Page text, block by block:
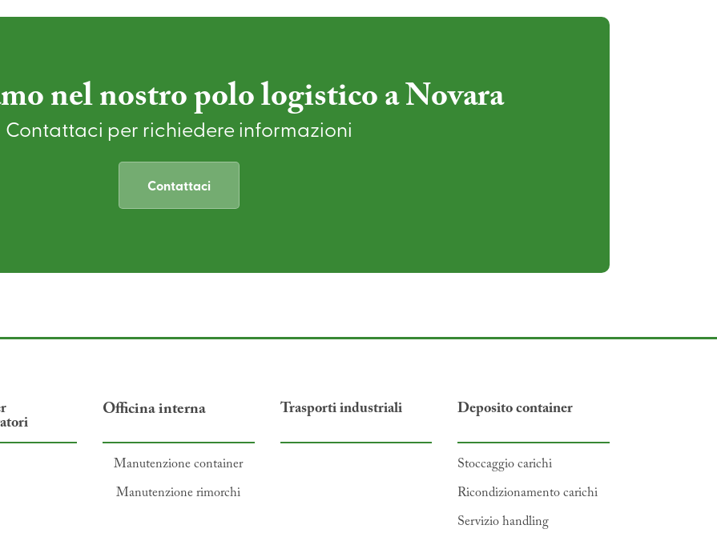
nel nostro polo logistico a Novara
Contattaci per richiedere informazioni
Contattaci
Officina interna
Manutenzione container
Manutenzione rimorchi
Trasporti industriali Deposito container
Stoccaggio carichi
Ricondizionamento carichi
Servizio handling